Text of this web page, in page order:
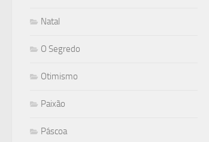
Natal
O Segredo
Otimismo
Paixão
Páscoa